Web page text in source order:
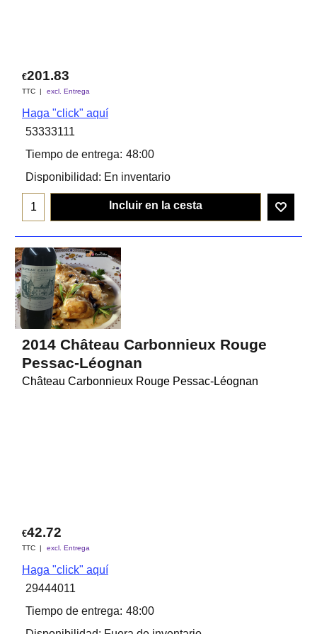
€201.83
TTC excl. Entrega
Haga "click" aquí
53333111
Tiempo de entrega: 48:00
Disponibilidad: En inventario
Incluir en la cesta
2014 Château Carbonnieux Rouge
Pessac-Léognan
Château Carbonnieux Rouge Pessac-Léognan
€42.72
TTC excl. Entrega
Haga "click" aquí
29444011
Tiempo de entrega: 48:00